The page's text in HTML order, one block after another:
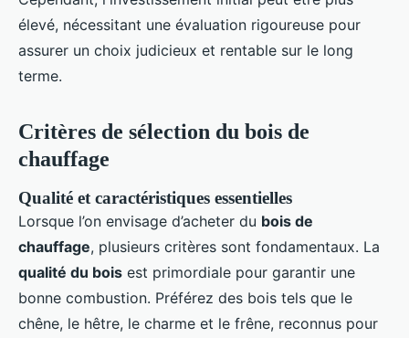
élevé, nécessitant une évaluation rigoureuse pour
assurer un choix judicieux et rentable sur le long
terme.
Critères de sélection du bois de
chauffage
Qualité et caractéristiques essentielles
Lorsque l’on envisage d’acheter du bois de
chauffage, plusieurs critères sont fondamentaux. La
qualité du bois est primordiale pour garantir une
bonne combustion. Préférez des bois tels que le
chêne, le hêtre, le charme et le frêne, reconnus pour